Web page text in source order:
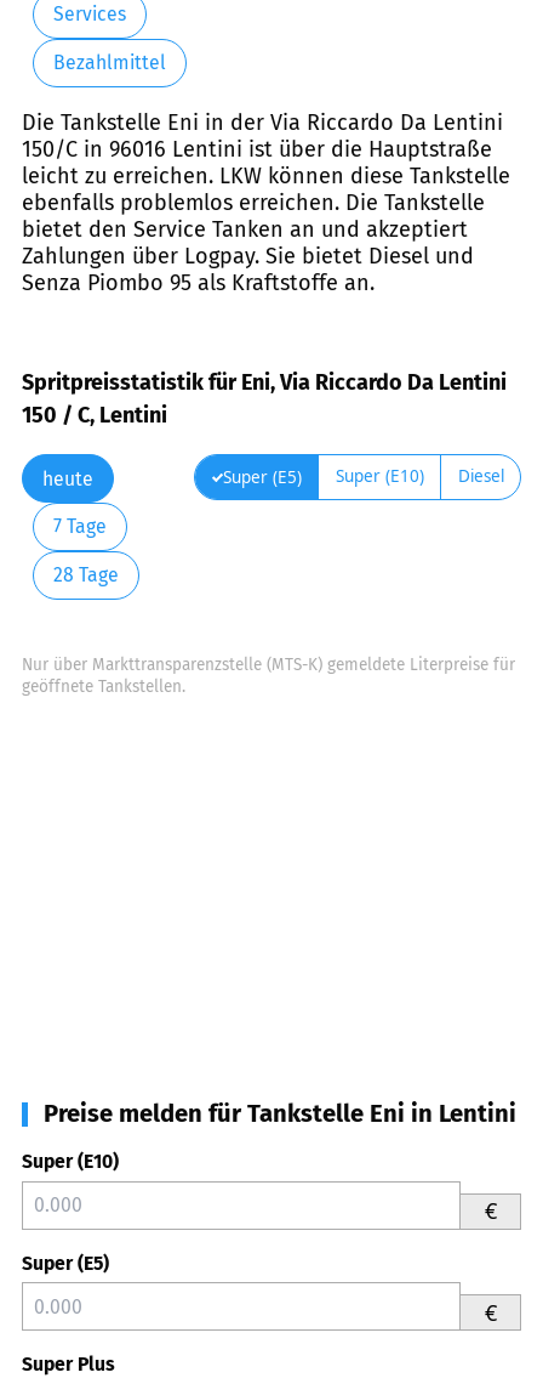
Services
Bezahlmittel
Die Tankstelle Eni in der Via Riccardo Da Lentini
150/C in 96016 Lentini ist über die Hauptstraße
leicht zu erreichen. LKW können diese Tankstelle
ebenfalls problemlos erreichen. Die Tankstelle
bietet den Service Tanken an und akzeptiert
Zahlungen über Logpay. Sie bietet Diesel und
Senza Piombo 95 als Kraftstoffe an.
Spritpreisstatistik für Eni, Via Riccardo Da Lentini
150 / C, Lentini
heute
7 Tage
28 Tage
Super (E5) Super (E10) Diesel
Nur über Markttransparenzstelle (MTS-K) gemeldete Literpreise für
geöffnete Tankstellen.
Preise melden für Tankstelle Eni in Lentini
Super (E10)
€
Super (E5)
€
Super Plus